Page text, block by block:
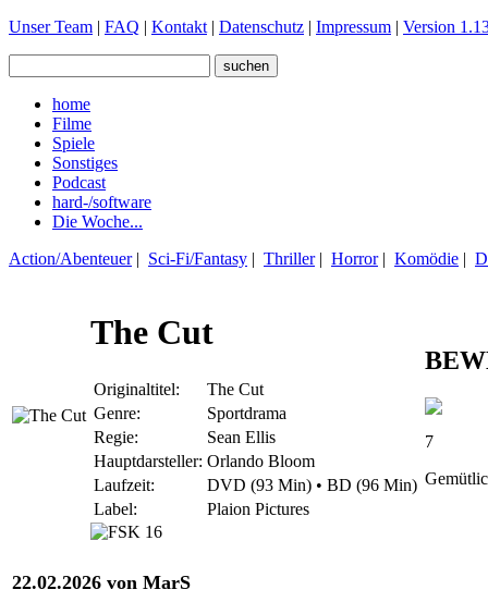
Unser Team | FAQ | Kontakt | Datenschutz | Impressum | Version
home
Filme
Spiele
Sonstiges
Podcast
hard-/software
Die Woche...
Action/Abenteuer| Sci-Fi/Fantasy | Thriller| Horror| Komödie |
The Cut
Originaltitel:
The Cut
Genre:
Sportdrama
Regie:
Sean Ellis
Hauptdarsteller: Orlando Bloom
Laufzeit:
DVD (93 Min) • BD (96 Min)
Label:
Plaion Pictures
7
22.02.2026 von MarS